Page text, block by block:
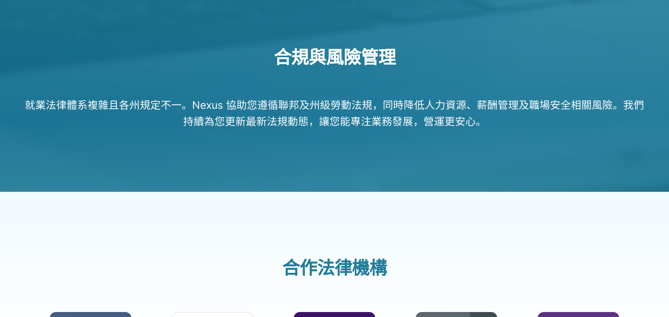
​合規與風險管理​
就業法律體系複雜且各州規定不一。Nexus 協助您遵循聯邦及州級勞動法規，同時降低人力資源、薪酬管理及職場安全相關風險。我們
持續為您更新最新法規動態，讓您能專注業務發展，營運更安心。
合作法律機構​​